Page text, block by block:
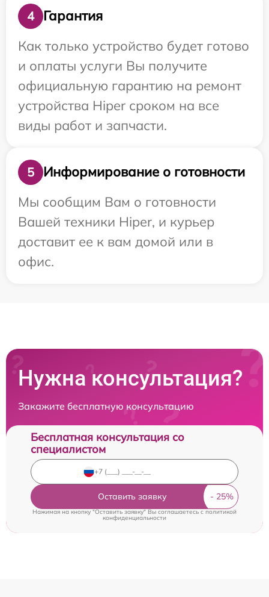
4
Гарантия
Как только устройство будет готово
и оплаты услуги Вы получите
официальную гарантию на ремонт
устройства Hiper сроком на все
виды работ и запчасти.
5
Информирование о готовности
Мы сообщим Вам о готовности
Вашей техники Hiper, и курьер
доставит ее к вам домой или в
офис.
Нужна консультация?
Закажите бесплатную консультацию
Бесплатная консультация со
специалистом
Оставить заявку
Нажимая на кнопку "Оставить заявку" Вы соглашаетесь cполитикой
конфиденциальности